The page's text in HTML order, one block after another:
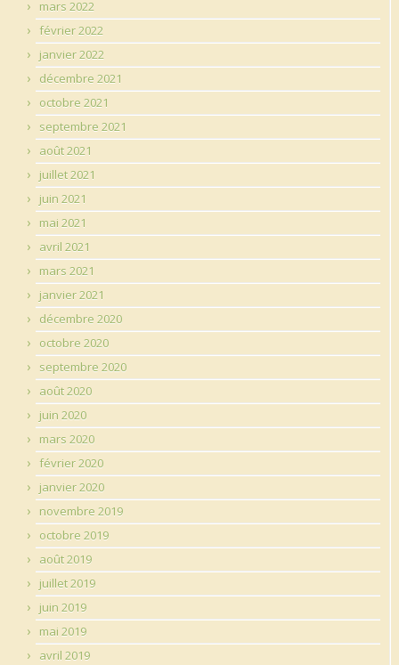
mars 2022
février 2022
janvier 2022
décembre 2021
octobre 2021
septembre 2021
août 2021
juillet 2021
juin 2021
mai 2021
avril 2021
mars 2021
janvier 2021
décembre 2020
octobre 2020
septembre 2020
août 2020
juin 2020
mars 2020
février 2020
janvier 2020
novembre 2019
octobre 2019
août 2019
juillet 2019
juin 2019
mai 2019
avril 2019